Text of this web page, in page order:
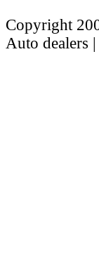
Copyright
Auto dealers